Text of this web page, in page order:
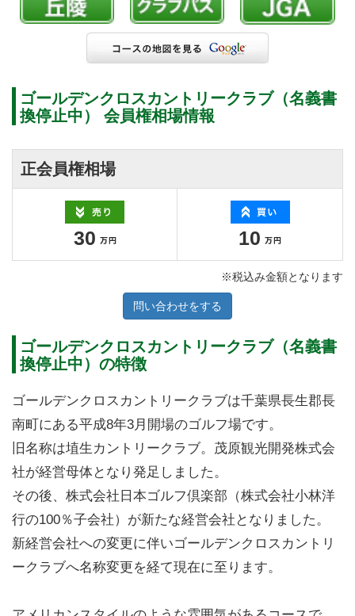
ゴールデンクロスカントリークラブ（名義書
換停止中） 会員権相場情報
正会員権相場
30 10
※税込み金額となります
問い合わせをする
ゴールデンクロスカントリークラブ（名義書
換停止中）の特徴
ゴールデンクロスカントリークラブは千葉県長生郡長
南町にある平成8年3月開場のゴルフ場です。
旧名称は埴生カントリークラブ。茂原観光開発株式会
社が経営母体となり発足しました。
その後、株式会社日本ゴルフ倶楽部（株式会社小林洋
行の100％子会社）が新たな経営会社となりました。
新経営会社への変更に伴いゴールデンクロスカントリ
ークラブへ名称変更を経て現在に至ります。